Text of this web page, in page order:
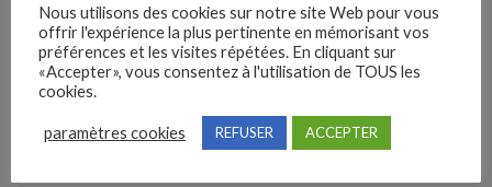
Il y a1 mois
Clôture des candidatures : 4
Je postule
Nous utilisons des cookies sur notre site Web pour vous
offrir l'expérience la plus pertinente en mémorisant vos
préférences et les visites répétées. En cliquant sur
«Accepter», vous consentez à l'utilisation de TOUS les
cookies.
paramètres cookies REFUSER ACCEPTER